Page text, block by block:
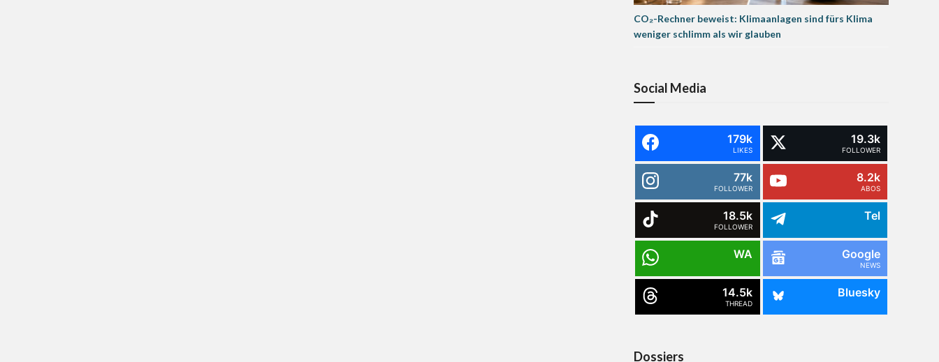
CO₂-Rechner beweist: Klimaanlagen sind fürs Klima
weniger schlimm als wir glauben
Social Media
179k
LIKES
19.3k
FOLLOWER
77k
FOLLOWER
8.2k
ABOS
18.5k
FOLLOWER
Tel
WA Google
NEWS
14.5k
THREAD
Bluesky
Dossiers